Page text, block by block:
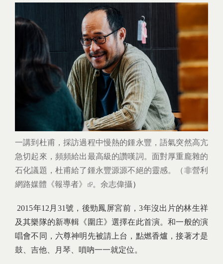
一講到杜甫，採訪過程中慢熱的鍾永豐，語氣突然高亢
急切起來，頻頻給出最高級的讚嘆詞。面對厚重龐雜的
石化議題，杜甫給了鍾永豐源源不絕的靈感。（非營利
網路媒體 《報導者》 (link is external)
。余志偉攝）
2015年12月31號，後勁鳳屏宮前，3年沒出片的林生祥
及其樂隊的新專輯《圍庄》選擇在此首演。和一般的演
唱會不同，六尊神明先被請上台，點燃香爐，接著才是
鼓、吉他、月琴、嗩吶一一就定位。